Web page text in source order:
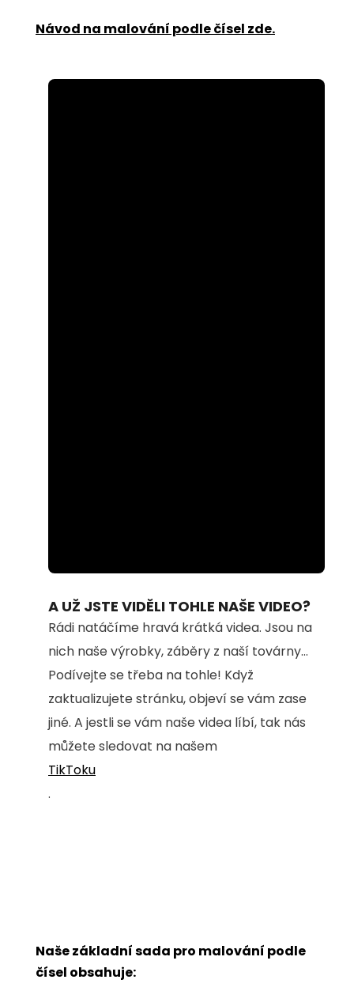
Návod na malování podle čísel zde.
100.00%
A UŽ JSTE VIDĚLI TOHLE NAŠE VIDEO?
Rádi natáčíme hravá krátká videa. Jsou na
nich naše výrobky, záběry z naší továrny...
Podívejte se třeba na tohle! Když
zaktualizujete stránku, objeví se vám zase
jiné. A jestli se vám naše videa líbí, tak nás
můžete sledovat na našem
TikToku
.
Naše základní sada pro malování podle
čísel obsahuje: